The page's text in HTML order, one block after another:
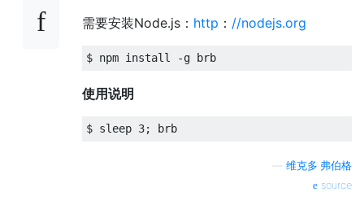
需要安装Node.js： http ： //nodejs.org
$ npm install -g brb
使用说明
$ sleep 3; brb
维克多·弗伯格
source